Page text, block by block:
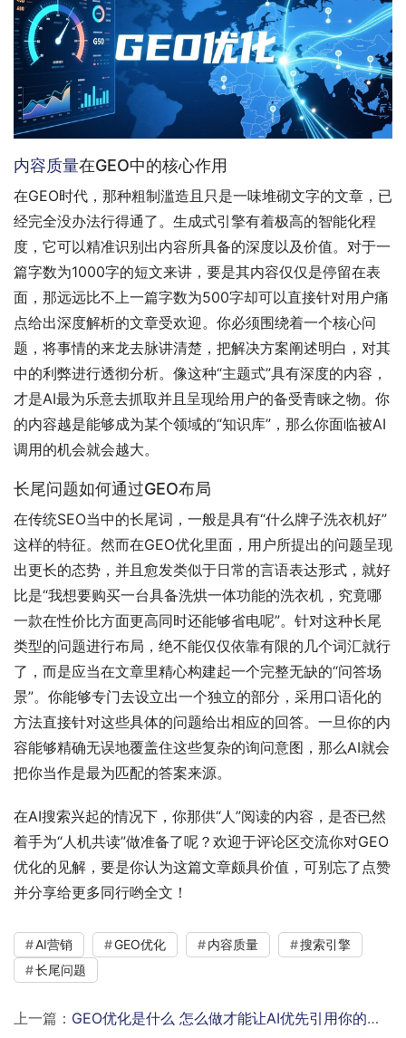
内容质量在GEO中的核心作用
在GEO时代，那种粗制滥造且只是一味堆砌文字的文章，已
经完全没办法行得通了。生成式引擎有着极高的智能化程
度，它可以精准识别出内容所具备的深度以及价值。对于一
篇字数为1000字的短文来讲，要是其内容仅仅是停留在表
面，那远远比不上一篇字数为500字却可以直接针对用户痛
点给出深度解析的文章受欢迎。你必须围绕着一个核心问
题，将事情的来龙去脉讲清楚，把解决方案阐述明白，对其
中的利弊进行透彻分析。像这种“主题式”具有深度的内容，
才是AI最为乐意去抓取并且呈现给用户的备受青睐之物。你
的内容越是能够成为某个领域的“知识库”，那么你面临被AI
调用的机会就会越大。
长尾问题如何通过GEO布局
在传统SEO当中的长尾词，一般是具有“什么牌子洗衣机好”
这样的特征。然而在GEO优化里面，用户所提出的问题呈现
出更长的态势，并且愈发类似于日常的言语表达形式，就好
比是“我想要购买一台具备洗烘一体功能的洗衣机，究竟哪
一款在性价比方面更高同时还能够省电呢”。针对这种长尾
类型的问题进行布局，绝不能仅仅依靠有限的几个词汇就行
了，而是应当在文章里精心构建起一个完整无缺的“问答场
景”。你能够专门去设立出一个独立的部分，采用口语化的
方法直接针对这些具体的问题给出相应的回答。一旦你的内
容能够精确无误地覆盖住这些复杂的询问意图，那么AI就会
把你当作是最为匹配的答案来源。
在AI搜索兴起的情况下，你那供“人”阅读的内容，是否已然
着手为“人机共读”做准备了呢？欢迎于评论区交流你对GEO
优化的见解，要是你认为这篇文章颇具价值，可别忘了点赞
并分享给更多同行哟全文！
AI营销 GEO优化 内容质量
搜索引擎
长尾问题
上一篇： GEO优化是什么 怎么做才能让AI优先引用你的内容